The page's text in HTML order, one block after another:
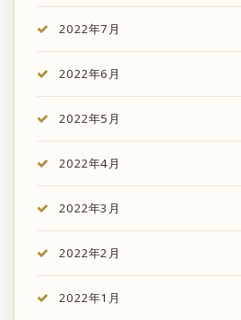
2022年7月
2022年6月
2022年5月
2022年4月
2022年3月
2022年2月
2022年1月